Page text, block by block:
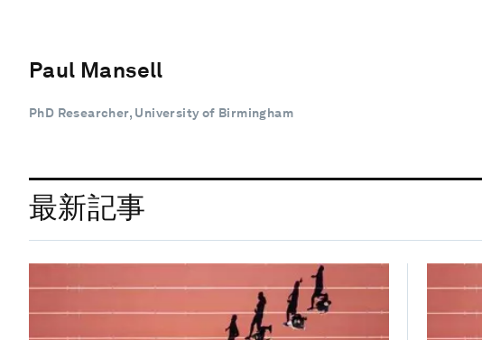
Paul Mansell
PhD Researcher, University of Birmingham
最新記事